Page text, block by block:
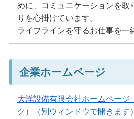
めに、コミュニケーションを取
りを心掛けています。
ライフラインを守るお仕事を一
企業ホームページ
大洋設備有限会社ホームページ
ク）（別ウィンドウで開きます）